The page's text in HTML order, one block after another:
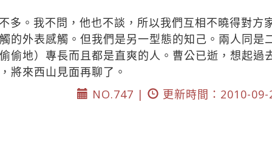
多。我不問，他也不談，所以我們互相不曉得對方
的外表感觸。但我們是另一型態的知己。兩人同是
偷地）專長而且都是直爽的人。曹公已逝，想起過
將來西山見面再聊了。
NO.747 |
更新時間：2010-